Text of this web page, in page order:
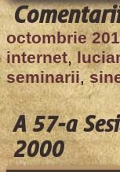
octombrie
internet,
seminarii,
A 57-a
2000